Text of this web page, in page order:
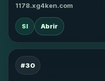
1178.xg4ken.com
SI Abrir
#30